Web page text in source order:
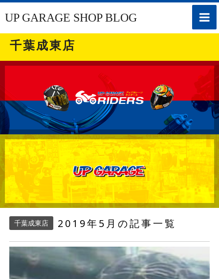
toggle
UP GARAGE SHOP BLOG
千葉成東店
千葉成東店 2019年5月の記事一覧